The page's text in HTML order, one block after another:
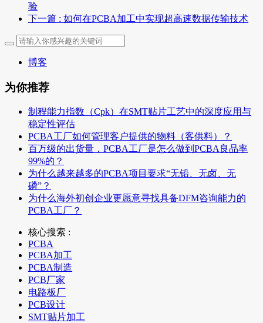
验
下一篇 : 如何在PCBA加工中实现超高速数据传输技术
博客
为你推荐
制程能力指数（Cpk）在SMT贴片工艺中的深度应用与
稳定性评估
PCBA工厂如何管理客户提供的物料（客供料）？
百万级的出货量，PCBA工厂是怎么做到PCBA良品率
99%的？
为什么越来越多的PCBA项目要求“无铅、无卤、无
磷”？
为什么海外初创企业更愿意寻找具备DFM咨询能力的
PCBA工厂？
核心搜索 :
PCBA
PCBA加工
PCBA制造
PCB厂家
电路板厂
PCB设计
SMT贴片加工